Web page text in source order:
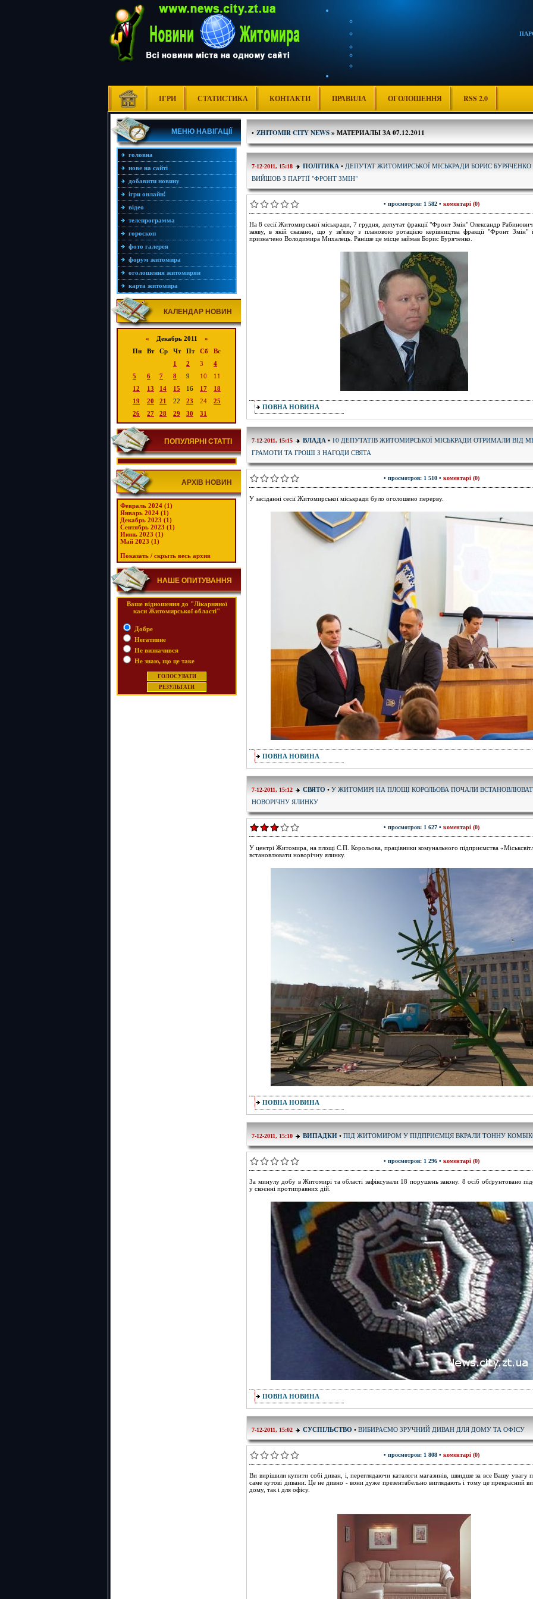
ІГРИ СТАТИСТИКА КОНТАКТИ ПРАВИЛА ОГОЛОШЕННЯ RSS 2.0
МЕНЮ НАВІГАЦІЇ
головна
нове на сайті
добавити новину
ігри онлайн!
відео
телепрограмма
гороскоп
фото галерея
форум житомира
оголошення житомирян
карта житомира
КАЛЕНДАР НОВИН
« Декабрь 2011 »
Пн
Вт Ср Чт Пт Сб
Вс
1
2 3
4
5
6 7 8 9 10
11
12
13 14 15 16 17
18
19
20 21 22 23 24
25
26
27 28 29 30 31
ПОПУЛЯРНІ СТАТТІ
АРХІВ НОВИН
Февраль 2024 (1)
Январь 2024 (1)
Декабрь 2023 (1)
Сентябрь 2023 (1)
Июнь 2023 (1)
Май 2023 (1)
Показать / скрыть весь архив
НАШЕ ОПИТУВАННЯ
Ваше відношення до "Лікарняної
каси Житомирської області"
Добре
Негативне
Не визначився
Не знаю, що це таке
• ZHITOMIR CITY NEWS» МАТЕРИАЛЫ ЗА 07.12.2011
7-12-2011, 15:18 ПОЛІТИКА • ДЕПУТАТ ЖИТОМИРСЬКОЇ МІСЬКРАДИ БОРИС БУРЯЧЕНКО
ВИЙШОВ З ПАРТІЇ "ФРОНТ ЗМІН"
• просмотров: 1 582 • коментарі (0)
На 8 сесії Житомирської міськради, 7 грудня, депутат фракції "Фронт Змін" Олександр
заяву, в якій сказано, що у зв'язку з плановою ротацією керівництва фракції "Фронт Змін"
призначено Володимира Михалець. Раніше це місце займав Борис Буряченко.
ПОВНА НОВИНА
7-12-2011, 15:15 ВЛАДА • 10 ДЕПУТАТІВ ЖИТОМИРСЬКОЇ МІСЬКРАДИ ОТРИМАЛИ ВІД
ГРАМОТИ ТА ГРОШІ З НАГОДИ СВЯТА
• просмотров: 1 510 • коментарі (0)
У засіданні сесії Житомирської міськради було оголошено перерву.
ПОВНА НОВИНА
7-12-2011, 15:12 СВЯТО • У ЖИТОМИРІ НА ПЛОЩІ КОРОЛЬОВА ПОЧАЛИ
НОВОРІЧНУ ЯЛИНКУ
• просмотров: 1 627 • коментарі (0)
У центрі Житомира, на площі С.П. Корольова, працівники комунального підприємства
встановлювати новорічну ялинку.
ПОВНА НОВИНА
7-12-2011, 15:10 ВИПАДКИ • ПІД ЖИТОМИРОМ У ПІДПРИЄМЦЯ ВКРАЛИ ТОННУ
• просмотров: 1 296 • коментарі (0)
За минулу добу в Житомирі та області зафіксували 18 порушень закону. 8 осіб обґрунтовано
у скоєнні протиправних дій.
ПОВНА НОВИНА
7-12-2011, 15:02 СУСПІЛЬСТВО • ВИБИРАЄМО ЗРУЧНИЙ ДИВАН ДЛЯ ДОМУ ТА ОФІСУ
• просмотров: 1 808 • коментарі (0)
Ви вирішили купити собі диван, і, переглядаючи каталоги магазинів, швидше за все Вашу увагу
саме кутові дивани. Це не дивно - вони дуже презентабельно виглядають і тому це прекрасний
дому, так і для офісу.